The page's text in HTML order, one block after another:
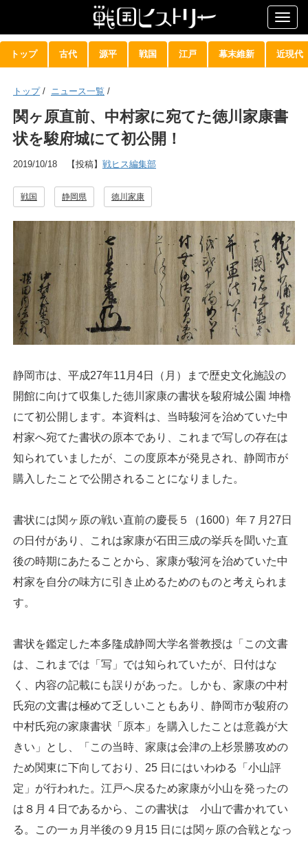
トップ 古代 源平 戦国 江戸 幕末維新 近現代
トップ / ニュース一覧 /
関ヶ原直前、中村家に宛てた徳川家康書
状を駿府城にて初公開！
2019/10/18 【投稿】 戦ヒス編集部
戦国 静岡県 徳川家康
静岡市は、平成27年11月4日（月）まで歴史文化施設の
開館に向けて収集した徳川家康の書状を駿府城公園 坤櫓
にて初公開します。本資料は、当時駿河を治めていた中
村家へ宛てた書状の原本であり、これまで写しの存在は
知られていましたが、この度原本が発見され、静岡市が
購入したことで公開されることになりました。
書状には関ヶ原の戦い直前の慶長５（1600）年７月27日
の日付があり、これは家康が石田三成の挙兵を聞いた直
後の時期にあたることから、家康が駿河を治めていた中
村家を自分の味方に引き止めるためのものと考えられま
す。
書状を鑑定した本多隆成静岡大学名誉教授は「この文書
は、これまでは「写」では知られていたが、日付はな
く、内容の記載にも誤りがあった。しかも、家康の中村
氏宛の文書は極めて乏しいこともあり、静岡市が駿府の
中村氏宛の家康書状「原本」を購入したことは意義が大
きい」とし、「この当時、家康は会津の上杉景勝攻めの
ため関東に下向しており、25 日にはいわゆる「小山評
定」が行われた。江戸へ戻るため家康が小山を発ったの
は８月４日であるから、この書状は 小山で書かれてい
る。この一ヵ月半後の９月15 日には関ヶ原の合戦となっ